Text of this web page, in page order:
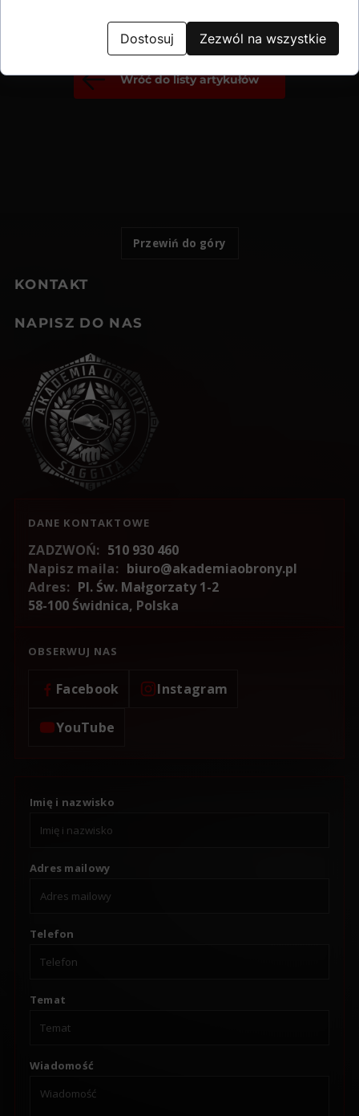
Wróć do listy artykułów
Przewiń do góry
KONTAKT
NAPISZ DO NAS
DANE KONTAKTOWE
ZADZWOŃ: 510 930 460
Napisz maila: biuro@akademiaobrony.pl
Adres: Pl. Św. Małgorzaty 1-2
58-100 Świdnica, Polska
OBSERWUJ NAS
Facebook Instagram
YouTube
Imię i nazwisko
Adres mailowy
Telefon
Temat
Wiadomość
Dostosuj Zezwól na wszystkie